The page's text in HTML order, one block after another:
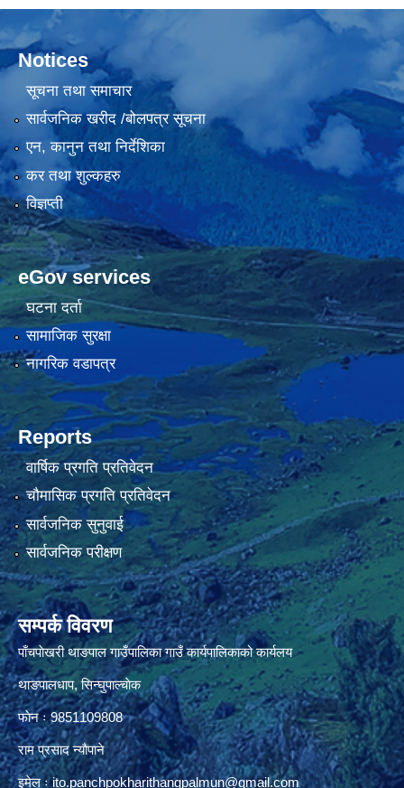
Notices
सूचना तथा समाचार
सार्वजनिक खरीद /बोलपत्र सूचना
एन, कानुन तथा निर्देशिका
कर तथा शुल्कहरु
विज्ञप्ती
eGov services
घटना दर्ता
सामाजिक सुरक्षा
नागरिक वडापत्र
Reports
वार्षिक प्रगति प्रतिवेदन
चौमासिक प्रगति प्रतिवेदन
सार्वजनिक सुनुवाई
सार्वजनिक परीक्षण
सम्पर्क विवरण
पाँचपाेखरी थाङपाल गाउँपालिका गाउँ कार्यपालिकाको कार्यलय
थाङपालधाप, सिन्घुपाल्चाेक
फाेन ः 9851109808
राम प्रसाद न्याैपाने
इमेल ःito.panchpokharithangpalmun@gmail.com